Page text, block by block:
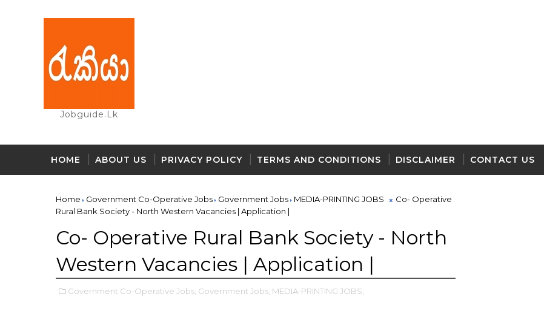
Jobguide.lk
HOME ABOUT US PRIVACY POLICY TERMS AND CONDITIONS DISCLAIMER CONTACT US
Home Government Co-Operative Jobs Government Jobs MEDIA-PRINTING JOBS
Co- Operative
Rural Bank Society - North Western Vacancies | Application |
Co- Operative Rural Bank Society - North
Western Vacancies | Application |
Government Co-Operative Jobs, Government Jobs, MEDIA-PRINTING JOBS,